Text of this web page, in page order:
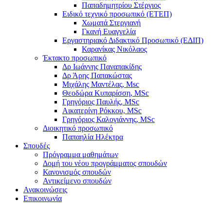
Παπαδημητρίου Στέργιος
Ειδικό τεχνικό προσωπικό (ΕΤΕΠ)
Χωματά Στεργιανή
Γκανή Ευαγγελία
Εργαστηριακό Διδακτικό Προσωπικό (ΕΔΙΠ)
Καρανίκας Νικόλαος
Έκτακτο προσωπικό
Δρ Ιωάννης Παναπακίδης
Δρ Άρης Παπακώστας
Μιχάλης Μαντέλας, Msc
Θεοδώρα Κυπαρίσση, MSc
Γρηγόριος Παυλής, MSc
Αικατερίνη Ρόκκου, MSc
Γρηγόριος Καλογιάννης, MSc
Διοικητικό προσωπικό
Παπαηλία Ηλέκτρα
Σπουδές
Πρόγραμμα μαθημάτων
Δομή του νέου προγράμματος σπουδών
Κανονισμός σπουδών
Αντικείμενο σπουδών
Ανακοινώσεις
Επικοινωνία